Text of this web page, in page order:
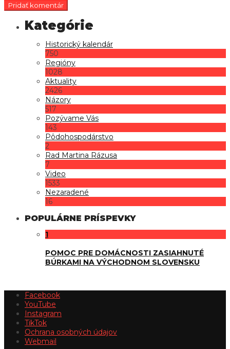
Historický kalendár
750
Regióny
1028
Aktuality
2426
Názory
517
Pozývame Vás
143
Pôdohospodárstvo
2
Rad Martina Rázusa
7
Video
1533
Nezaradené
16
POPULÁRNE PRÍSPEVKY
1
POMOC PRE DOMÁCNOSTI ZASIAHNUTÉ
BÚRKAMI NA VÝCHODNOM SLOVENSKU
Facebook
YouTube
Instagram
TikTok
Ochrana osobných údajov
Webmail